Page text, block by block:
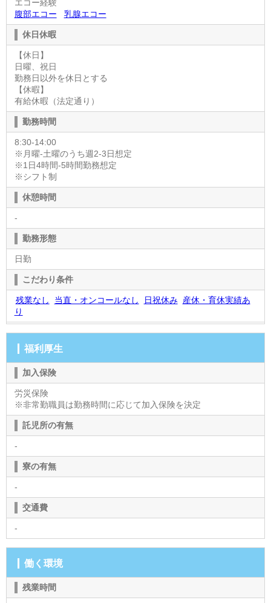
エコー経験
腹部エコー
乳腺エコー
休日休暇
【休日】
日曜、祝日
勤務日以外を休日とする
【休暇】
有給休暇（法定通り）
勤務時間
8:30-14:00
※月曜-土曜のうち週2-3日想定
※1日4時間-5時間勤務想定
※シフト制
休憩時間
-
勤務形態
日勤
こだわり条件
残業なし 当直・オンコールなし 日祝休み 産休・育休実績あ
り
福利厚生
加入保険
労災保険
※非常勤職員は勤務時間に応じて加入保険を決定
託児所の有無
-
寮の有無
-
交通費
-
働く環境
残業時間